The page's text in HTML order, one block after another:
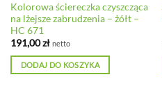
Kolorowa ściereczka czyszcząca
na lżejsze zabrudzenia – żółt –
HC 671
191,00zł netto
DODAJ DO KOSZYKA